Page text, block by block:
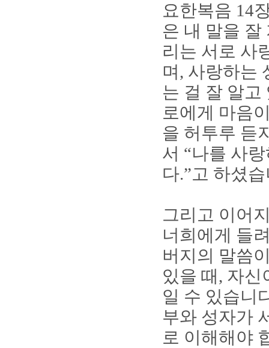
요한복음 14
은 내 말을 잘
리는 서로 사
며, 사랑하는
는 걸 잘 알고
로에게 마음
을 허투루 듣
서 “나를 사
다.”고 하셨
그리고 이어
너희에게 들
버지의 말씀
있을 때, 자신
일 수 있습니
부와 성자가
로 이해해야